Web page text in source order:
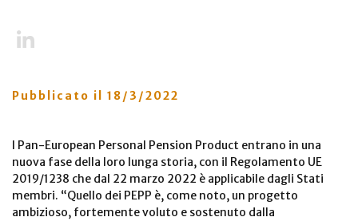
Pubblicato il 18/3/2022
I Pan-European Personal Pension Product entrano in una
nuova fase della loro lunga storia, con il Regolamento UE
2019/1238 che dal 22 marzo 2022 è applicabile dagli Stati
membri. “Quello dei PEPP è, come noto, un progetto
ambizioso, fortemente voluto e sostenuto dalla